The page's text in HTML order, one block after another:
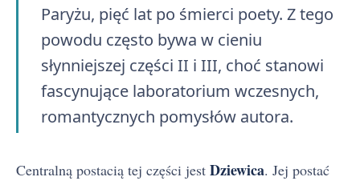
Paryżu, pięć lat po śmierci poety. Z tego
powodu często bywa w cieniu
słynniejszej części II i III, choć stanowi
fascynujące laboratorium wczesnych,
romantycznych pomysłów autora.
Centralną postacią tej części jest Dziewica. Jej postać